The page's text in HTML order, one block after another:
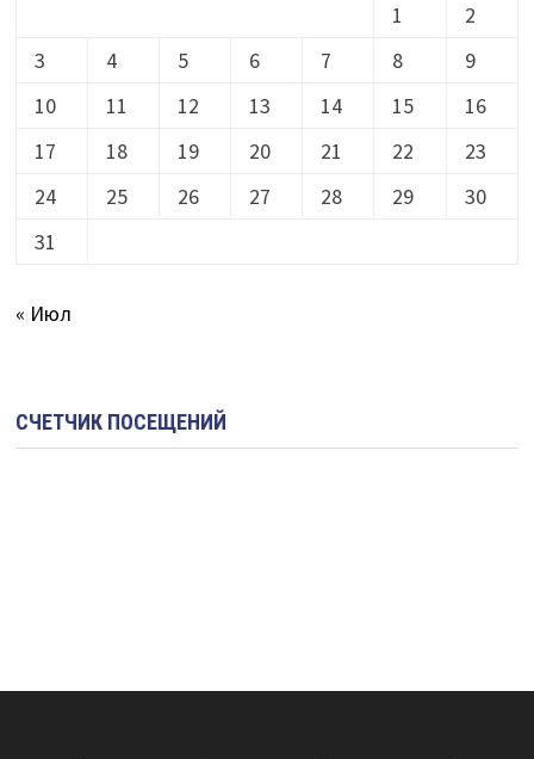
1
2
3
4 5 6 7 8
9
10
11 12 13 14 15
16
17
18 19 20 21 22
23
24
25 26 27 28 29
30
31
« Июл
СЧЕТЧИК ПОСЕЩЕНИЙ